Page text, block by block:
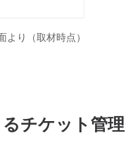
より（取材時点）
チケット管理